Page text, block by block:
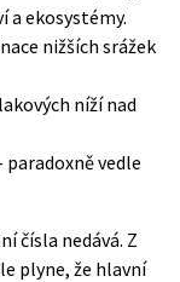
a ekosystémy.
nižších srážek
níží nad
paradoxně vedle
čísla nedává. Z
plyne, že hlavní